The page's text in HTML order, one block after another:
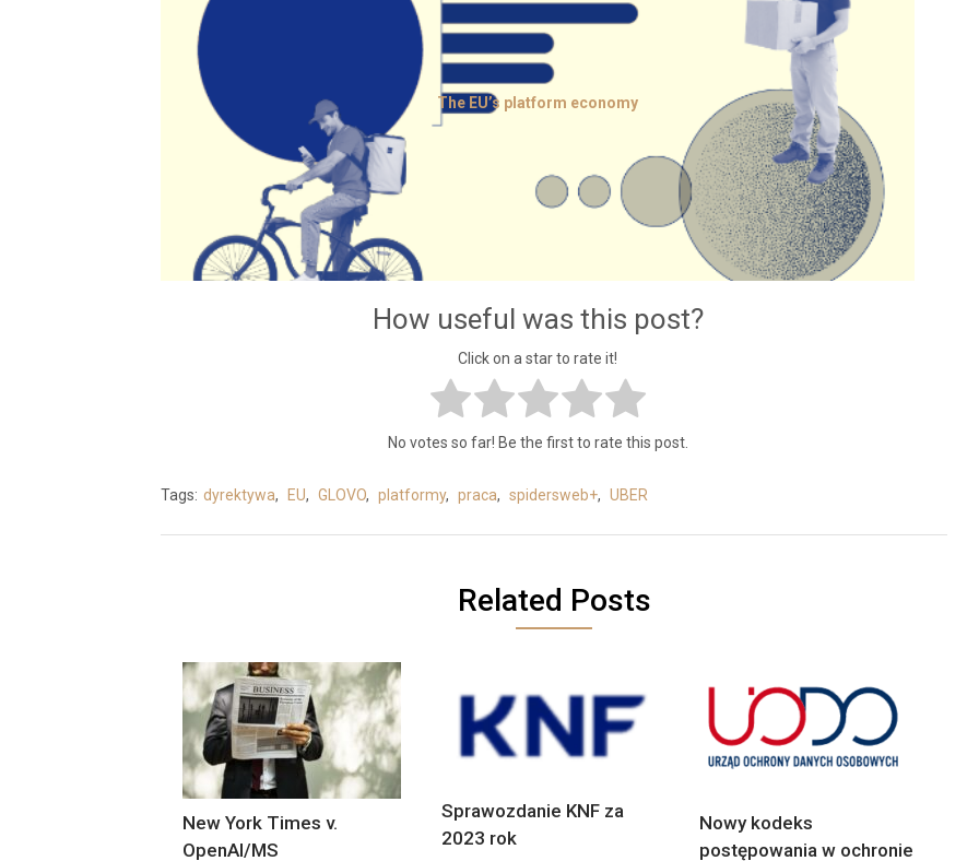
The EU’s platform economy
How useful was this post?
Click on a star to rate it!
No votes so far! Be the first to rate this post.
Tags: dyrektywa, EU, GLOVO, platformy, praca, spidersweb+, UBER
Related Posts
New York Times v.
OpenAI/MS
Sprawozdanie KNF za
2023 rok
Nowy kodeks
postępowania w ochronie